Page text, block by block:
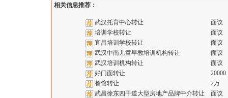
相关信息推荐：
武汉托育中心转让
面议
培训学校转让
面议
宜昌培训学校转让
面议
武汉中南儿童早教培训机构转让
面议
武汉培训机构转让
面议
好门面转让
20000
餐馆转让
2万
武昌徐东四干道大型房地产品牌中介转让
面议